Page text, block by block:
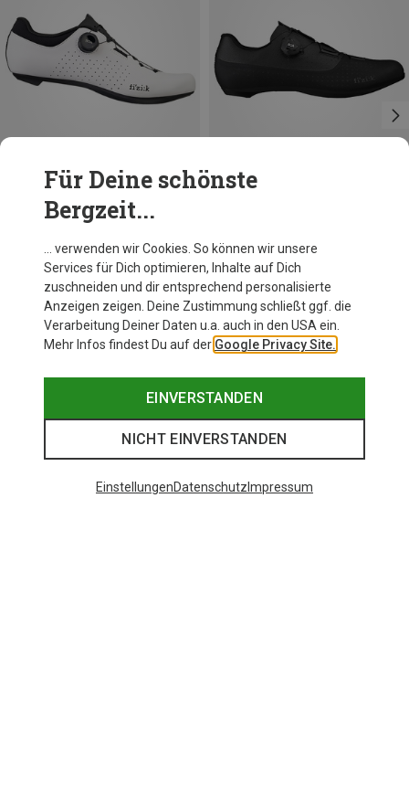
Du sparst 17%
Für Deine schönste
Bergzeit...
… verwenden wir Cookies. So können wir unsere
Services für Dich optimieren, Inhalte auf Dich
zuschneiden und dir entsprechend personalisierte
Anzeigen zeigen. Deine Zustimmung schließt ggf. die
Verarbeitung Deiner Daten u.a. auch in den USA ein.
Mehr Infos findest Du auf der Google Privacy Site.
EINVERSTANDEN
NICHT EINVERSTANDEN
EinstellungenDatenschutz Impressum